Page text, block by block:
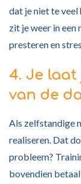
dat je niet te
zit je weer in een
presteren en
4. Je laat
van de
Als zelfstandige
realiseren. Dat
probleem?
bovendien